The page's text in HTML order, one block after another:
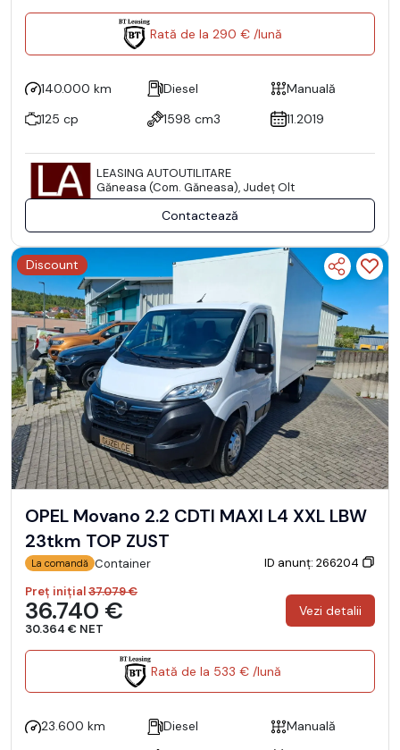
Rată de la 290 € /lună
140.000 km Diesel
Manuală
125 cp
1598 cm3 11.2019
LEASING AUTOUTILITARE
Găneasa (Com. Găneasa), Județ Olt
Contactează
Discount
OPEL Movano 2.2 CDTI MAXI L4 XXL LBW
23tkm TOP ZUST
La comandă Container
ID anunț: 266204
Preț inițial37.079 €
36.740 €
30.364 € NET
Vezi detalii
Rată de la 533 € /lună
23.600 km Diesel
Manuală